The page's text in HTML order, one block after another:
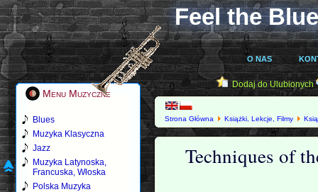
Feel the
O NAS
Menu Muzyczne
Blues
Muzyka Klasyczna
Jazz
Muzyka Latynoska,
Francuska, Włoska
Polska Muzyka
Dodaj do Ulubionych
Strona Główna Książki, Lekcje, Filmy
Techniques of